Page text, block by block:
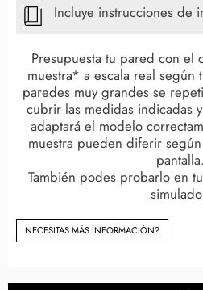
Incluye instrucciones de
Presupuesta tu pared con el
muestra* a escala real según
paredes muy grandes se
cubrir las medidas indicadas
adaptará el modelo
muestra pueden diferir
pantalla.
También podes probarlo en
NECESITAS MÀS INFORMACIÓN?